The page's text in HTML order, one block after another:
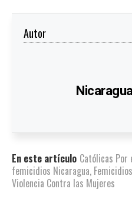
Autor
En este artículo Católicas Por
femicidios Nicaragua,
Violencia Contra las Mujeres